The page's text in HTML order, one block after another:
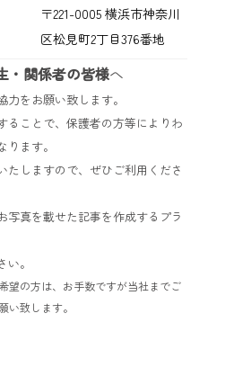
〒221-0005 横浜市神奈川
区松見町2丁目376番地
・関係者の皆様へ
をお願い致します。
ることで、保護者の方等によりわ
ます。
たしますので、ぜひご利用くださ
写真を載せた記事を作成するプラ
。
望の方は、お手数ですが当社までご
い致します。